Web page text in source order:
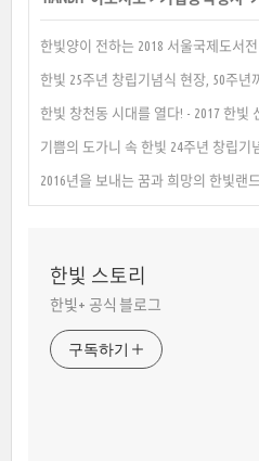
한빛양이 전하는 2018 서울국제도서
한빛 25주년 창립기념식 현장, 50주년
한빛 창천동 시대를 열다! - 2017 한빛
기쁨의 도가니 속 한빛 24주년 창립기
2016년을 보내는 꿈과 희망의 한빛랜
한빛 스토리
한빛+ 공식 블로그
구독하기